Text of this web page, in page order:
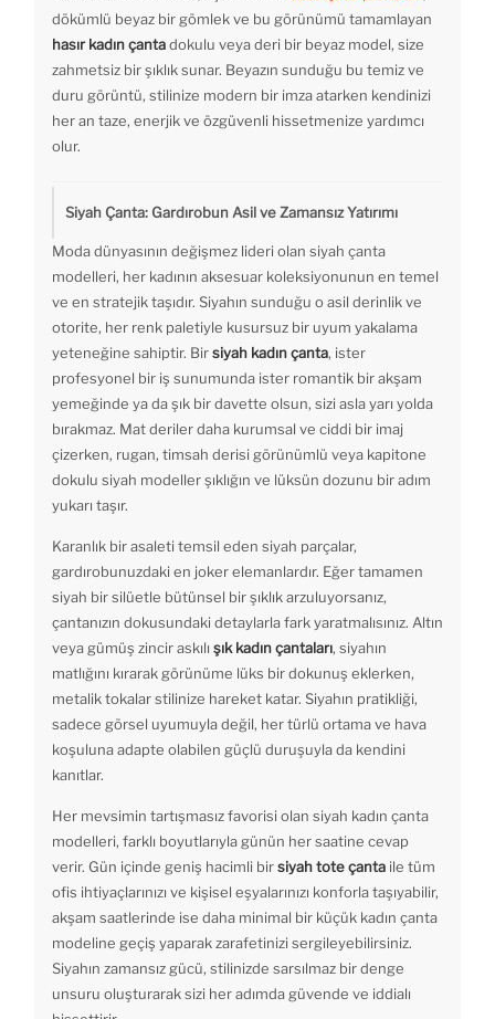
dökümlü beyaz bir gömlek ve bu görünümü tamamlayan
hasır kadın çantadokulu veya deri bir beyaz model, size
zahmetsiz bir şıklık sunar. Beyazın sunduğu bu temiz ve
duru görüntü, stilinize modern bir imza atarken kendinizi
her an taze, enerjik ve özgüvenli hissetmenize yardımcı
olur.
Siyah Çanta: Gardırobun Asil ve Zamansız Yatırımı
Moda dünyasının değişmez lideri olan siyah çanta
modelleri, her kadının aksesuar koleksiyonunun en temel
ve en stratejik taşıdır. Siyahın sunduğu o asil derinlik ve
otorite, her renk paletiyle kusursuz bir uyum yakalama
yeteneğine sahiptir. Birsiyah kadın çanta, ister
profesyonel bir iş sunumunda ister romantik bir akşam
yemeğinde ya da şık bir davette olsun, sizi asla yarı yolda
bırakmaz. Mat deriler daha kurumsal ve ciddi bir imaj
çizerken, rugan, timsah derisi görünümlü veya kapitone
dokulu siyah modeller şıklığın ve lüksün dozunu bir adım
yukarı taşır.
Karanlık bir asaleti temsil eden siyah parçalar,
gardırobunuzdaki en joker elemanlardır. Eğer tamamen
siyah bir silüetle bütünsel bir şıklık arzuluyorsanız,
çantanızın dokusundaki detaylarla fark yaratmalısınız. Altın
veya gümüş zincir askılı şık kadın çantaları, siyahın
matlığını kırarak görünüme lüks bir dokunuş eklerken,
metalik tokalar stilinize hareket katar. Siyahın pratikliği,
sadece görsel uyumuyla değil, her türlü ortama ve hava
koşuluna adapte olabilen güçlü duruşuyla da kendini
kanıtlar.
Her mevsimin tartışmasız favorisi olan siyah kadın çanta
modelleri, farklı boyutlarıyla günün her saatine cevap
verir. Gün içinde geniş hacimli birsiyah tote çanta ile tüm
ofis ihtiyaçlarınızı ve kişisel eşyalarınızı konforla taşıyabilir,
akşam saatlerinde ise daha minimal bir küçük kadın çanta
modeline geçiş yaparak zarafetinizi sergileyebilirsiniz.
Siyahın zamansız gücü, stilinizde sarsılmaz bir denge
unsuru oluşturarak sizi her adımda güvende ve iddialı